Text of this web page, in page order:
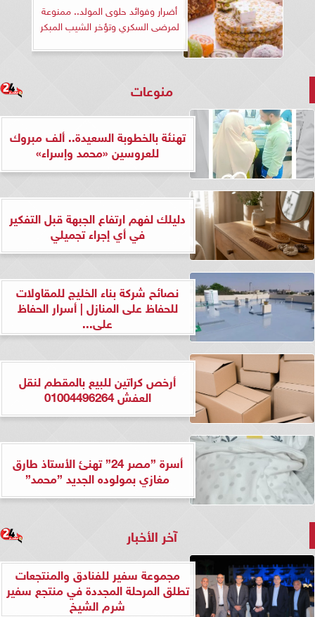
أضرار وفوائد حلوى المولد.. ممنوعة
لمرضى السكري وتؤخر الشيب المبكر
منوعات
تهنئة بالخطوبة السعيدة.. ألف مبروك
للعروسين «محمد وإسراء»
دليلك لفهم ارتفاع الجبهة قبل التفكير
في أي إجراء تجميلي
نصائح شركة بناء الخليج للمقاولات
للحفاظ على المنازل | أسرار الحفاظ
على...
أرخص كراتين للبيع بالمقطم لنقل
العفش 01004496264
أسرة ”مصر 24” تهنئ الأستاذ طارق
مغازي بمولوده الجديد ”محمد”
آخر الأخبار
مجموعة سفير للفنادق والمنتجعات
تطلق المرحلة المجددة في منتجع سفير
شرم الشيخ